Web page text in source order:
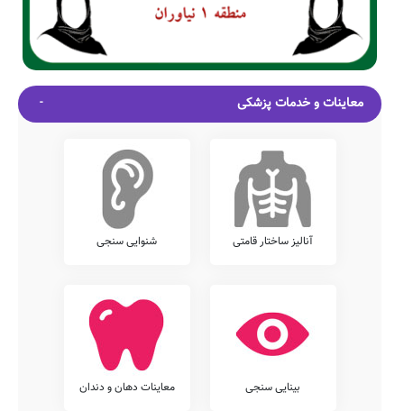
معاینات و خدمات پزشکی
آنالیز ساختار قامتی شنوایی سنجی
بینایی سنجی معاینات دهان و دندان